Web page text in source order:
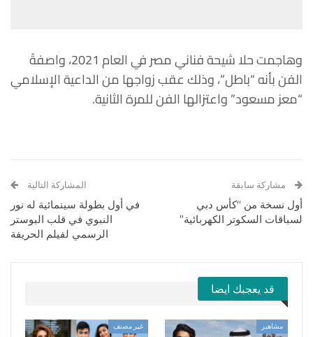
وهاجمت حلا شيحة فناني مصر في العام 2021، واصفةً
الفن بأنه “باطل”، وذلك عقب زواجها من الداعية الإسلامي
“معز مسعود” واعتزالها الفن للمرة الثانية.
مشاركة سابقة
أول نسخة من “كأس دبي
لسباقات السكوتر الكهربائية”
المشاركة التالية
في أول بطولة سينمائية له نور
النبوي في قلب البوستر
الرسمي لفيلم الحريفة
قد يعجبك ايضا
مشاهير غير مصنف